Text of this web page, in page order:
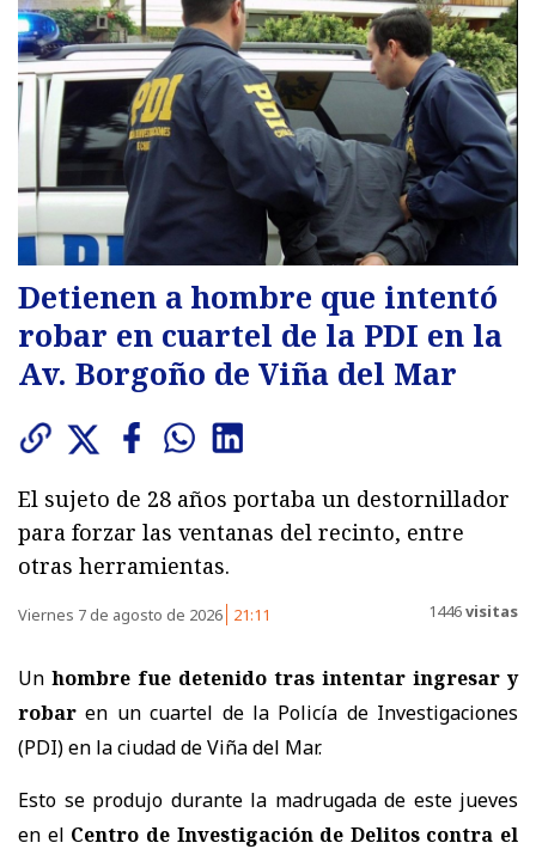
Detienen a hombre que intentó
robar en cuartel de la PDI en la
Av. Borgoño de Viña del Mar
El sujeto de 28 años portaba un destornillador
para forzar las ventanas del recinto, entre
otras herramientas.
Viernes 7 de agosto de 2026 21:11 1446visitas
Un hombre fue detenido tras intentar ingresar y
robar en un cuartel de la Policía de Investigaciones
(PDI) en la ciudad de Viña del Mar.
Esto se produjo durante la madrugada de este jueves
en el Centro de Investigación de Delitos contra el